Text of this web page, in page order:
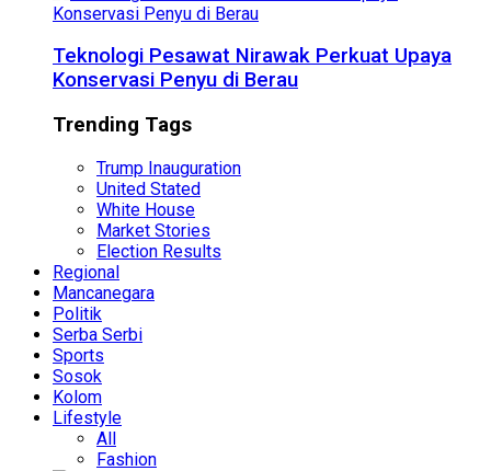
Teknologi Pesawat Nirawak Perkuat Upaya
Konservasi Penyu di Berau
Trending Tags
Trump Inauguration
United Stated
White House
Market Stories
Election Results
Regional
Mancanegara
Politik
Serba Serbi
Sports
Sosok
Kolom
Lifestyle
All
Fashion